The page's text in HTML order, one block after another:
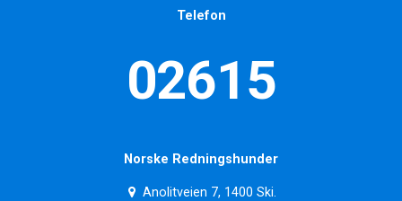
Telefon
02615
Norske Redningshunder
Anolitveien 7, 1400 Ski.